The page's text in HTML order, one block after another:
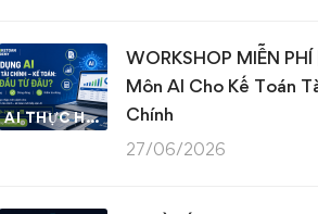
AI THỰC HÀNH
WORKSHOP MIỄN PHÍ
Môn AI Cho Kế Toán
Chính
27/06/2026